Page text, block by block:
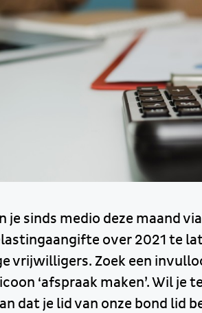
je sinds medio deze maand via
over 2021 te
vrijwilligers. Zoek een
‘afspraak maken’. Wil je
dat je lid van onze bond lid